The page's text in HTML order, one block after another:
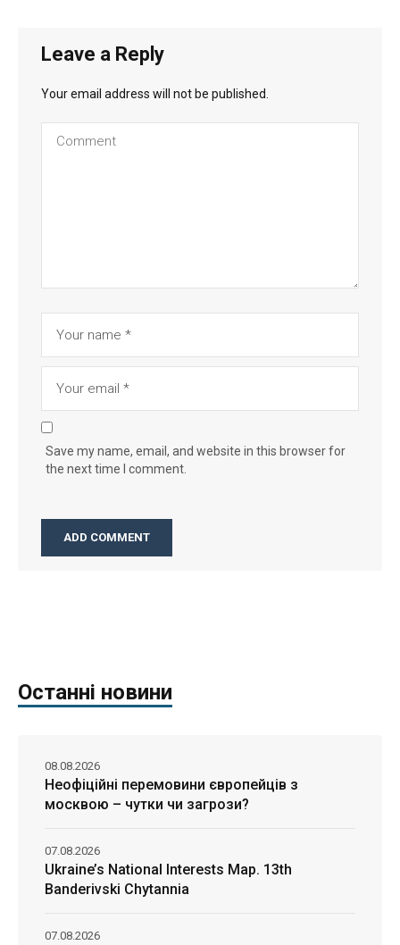
Leave a Reply
Your email address will not be published.
Save my name, email, and website in this browser for
the next time I comment.
Останні новини
Неофіційні перемовини європейців з
москвою – чутки чи загрози?
08.08.2026
Ukraine’s National Interests Map. 13th
Banderivski Chytannia
07.08.2026
07.08.2026